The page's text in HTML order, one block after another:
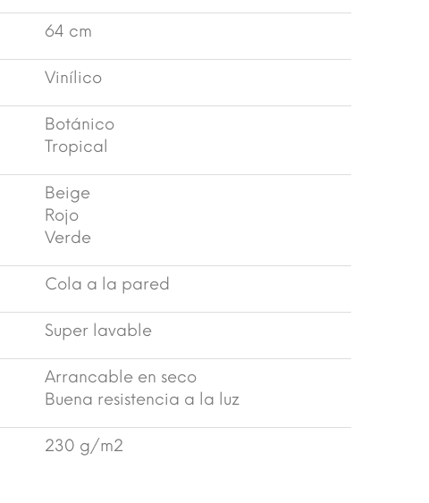
64 cm
Vinílico
Botánico
Tropical
Beige
Rojo
Verde
Cola a la pared
Super lavable
Arrancable en seco
Buena resistencia a la luz
230 g/m2